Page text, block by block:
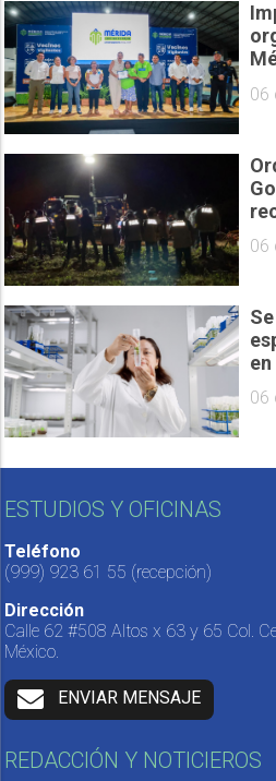
06
06
06
ESTUDIOS Y OFICINAS
Teléfono
(999) 923 61 55 (recepción)
Dirección
Calle 62 #508 Altos x 63 y 65 Col.
México.
ENVIAR MENSAJE
REDACCIÓN Y NOTICIEROS